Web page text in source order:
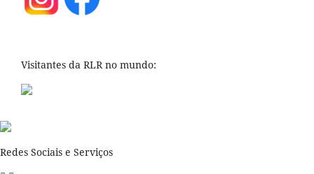
Visitantes da RLR no mundo:
Redes Sociais e Serviços